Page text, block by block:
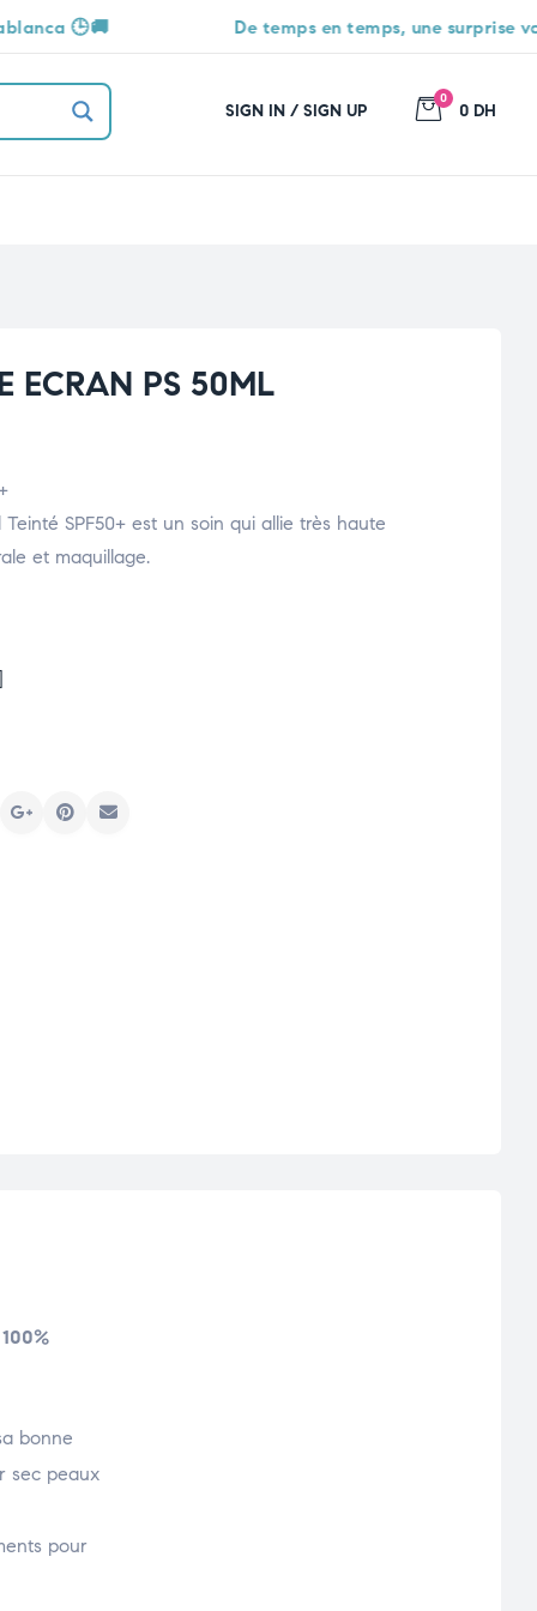
De temps en temps, une surprise vous attend 🎁
SIGN IN / SIGN UP
0
0 DH
ECRAN PS 50ML
Teinté SPF50+ est un soin qui allie très haute
et maquillage.
bonne
sec peaux
pour